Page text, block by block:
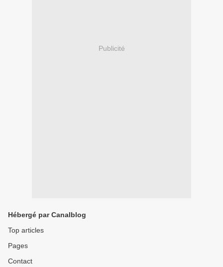
Publicité
Hébergé par Canalblog
Top articles
Pages
Contact